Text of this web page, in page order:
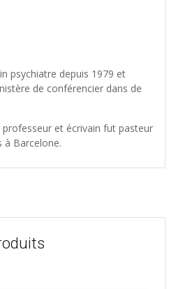
psychiatre depuis 1979 et
de conférencier dans de
et écrivain fut pasteur
à Barcelone.